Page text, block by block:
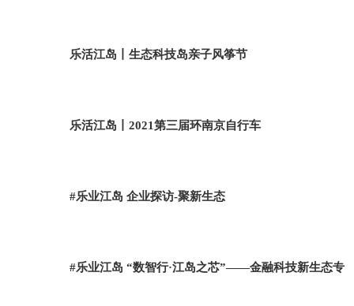
乐活江岛丨生态科技岛亲子风筝节
乐活江岛丨2021第三届环南京自行车
#乐业江岛 企业探访-聚新生态
#乐业江岛 “数智行·江岛之芯”——金融科技新生态专